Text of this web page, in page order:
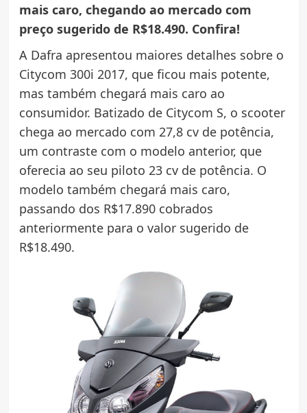
mais caro, chegando ao mercado com
preço sugerido de R$18.490. Confira!
A Dafra apresentou maiores detalhes sobre o
Citycom 300i 2017, que ficou mais potente,
mas também chegará mais caro ao
consumidor. Batizado de Citycom S, o scooter
chega ao mercado com 27,8 cv de potência,
um contraste com o modelo anterior, que
oferecia ao seu piloto 23 cv de potência. O
modelo também chegará mais caro,
passando dos R$17.890 cobrados
anteriormente para o valor sugerido de
R$18.490.